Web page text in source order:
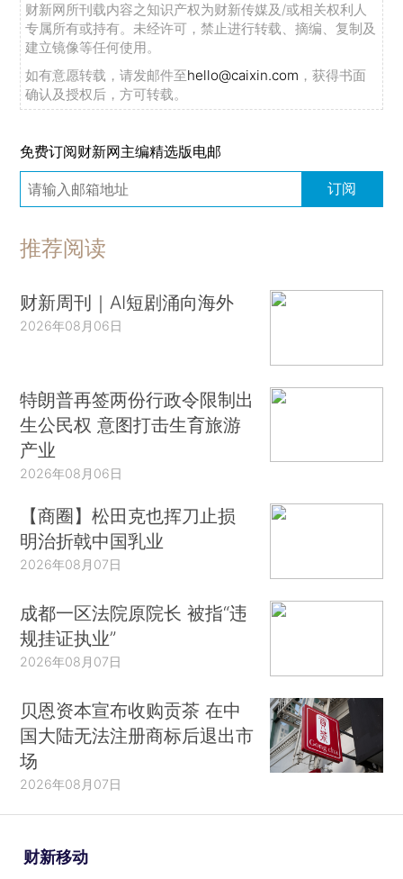
财新网所刊载内容之知识产权为财新传媒及/或相关权利人
专属所有或持有。未经许可，禁止进行转载、摘编、复制及
建立镜像等任何使用。
如有意愿转载，请发邮件至hello@caixin.com ，获得书面
确认及授权后，方可转载。
免费订阅财新网主编精选版电邮
订阅
推荐阅读
财新周刊｜AI短剧涌向海外
2026年08月06日
特朗普再签两份行政令限制出
生公民权 意图打击生育旅游
产业
2026年08月06日
【商圈】松田克也挥刀止损
明治折戟中国乳业
2026年08月07日
成都一区法院原院长 被指“违
规挂证执业”
2026年08月07日
贝恩资本宣布收购贡茶 在中
国大陆无法注册商标后退出市
场
2026年08月07日
财新移动